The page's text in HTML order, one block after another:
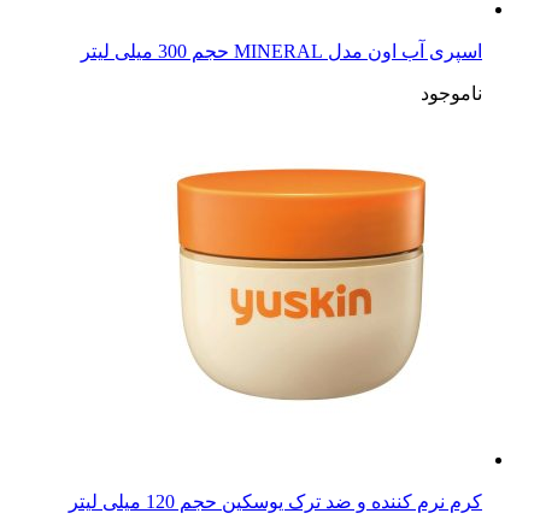
اسپری آب اون مدل MINERAL حجم 300 میلی لیتر
ناموجود
کرم نرم کننده و ضد ترک یوسکین حجم 120 میلی لیتر